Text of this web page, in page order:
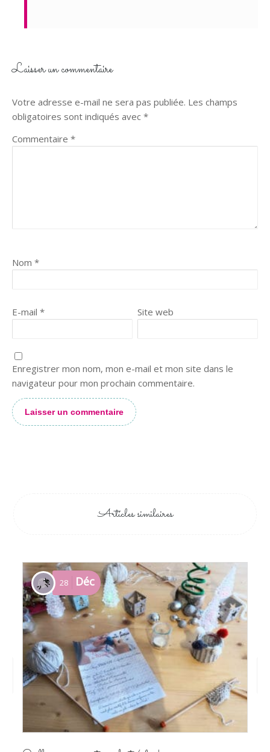
Laisser un commentaire
Votre adresse e-mail ne sera pas publiée. Les champs
obligatoires sont indiqués avec *
Commentaire *
Nom *
E-mail * Site web
Enregistrer mon nom, mon e-mail et mon site dans le
navigateur pour mon prochain commentaire.
Articles similaires
28 Déc